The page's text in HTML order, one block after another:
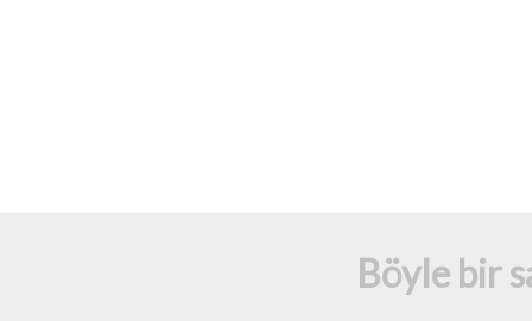
Böyle bir